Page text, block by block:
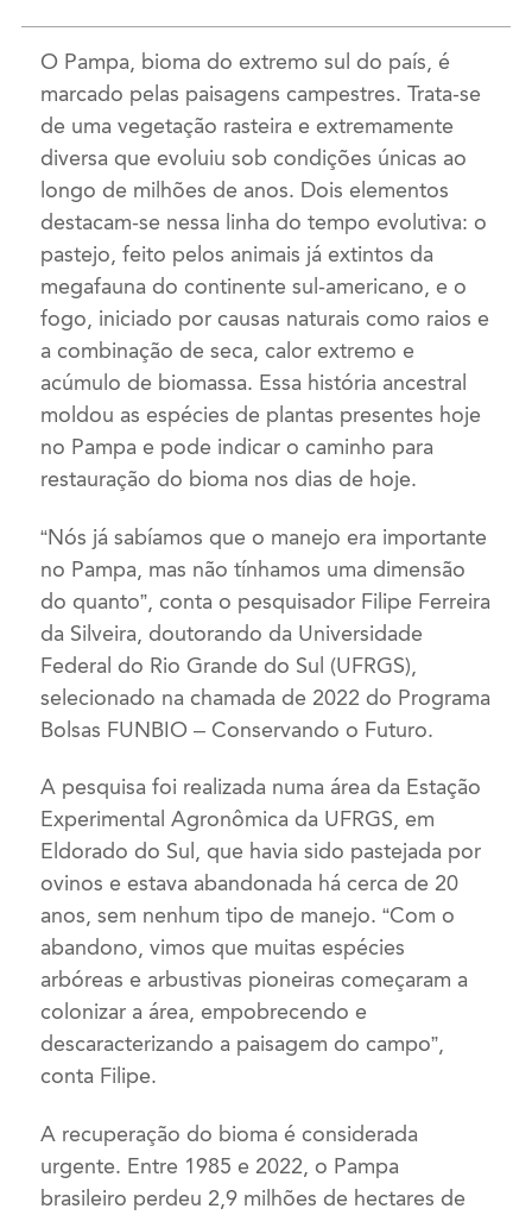
O Pampa, bioma do extremo sul do país, é
marcado pelas paisagens campestres. Trata-se
de uma vegetação rasteira e extremamente
diversa que evoluiu sob condições únicas ao
longo de milhões de anos. Dois elementos
destacam-se nessa linha do tempo evolutiva: o
pastejo, feito pelos animais já extintos da
megafauna do continente sul-americano, e o
fogo, iniciado por causas naturais como raios e
a combinação de seca, calor extremo e
acúmulo de biomassa. Essa história ancestral
moldou as espécies de plantas presentes hoje
no Pampa e pode indicar o caminho para
restauração do bioma nos dias de hoje.
“Nós já sabíamos que o manejo era importante
no Pampa, mas não tínhamos uma dimensão
do quanto”, conta o pesquisador Filipe Ferreira
da Silveira, doutorando da Universidade
Federal do Rio Grande do Sul (UFRGS),
selecionado na chamada de 2022 do Programa
Bolsas FUNBIO – Conservando o Futuro.
A pesquisa foi realizada numa área da Estação
Experimental Agronômica da UFRGS, em
Eldorado do Sul, que havia sido pastejada por
ovinos e estava abandonada há cerca de 20
anos, sem nenhum tipo de manejo. “Com o
abandono, vimos que muitas espécies
arbóreas e arbustivas pioneiras começaram a
colonizar a área, empobrecendo e
descaracterizando a paisagem do campo”,
conta Filipe.
A recuperação do bioma é considerada
urgente. Entre 1985 e 2022, o Pampa
brasileiro perdeu 2,9 milhões de hectares de